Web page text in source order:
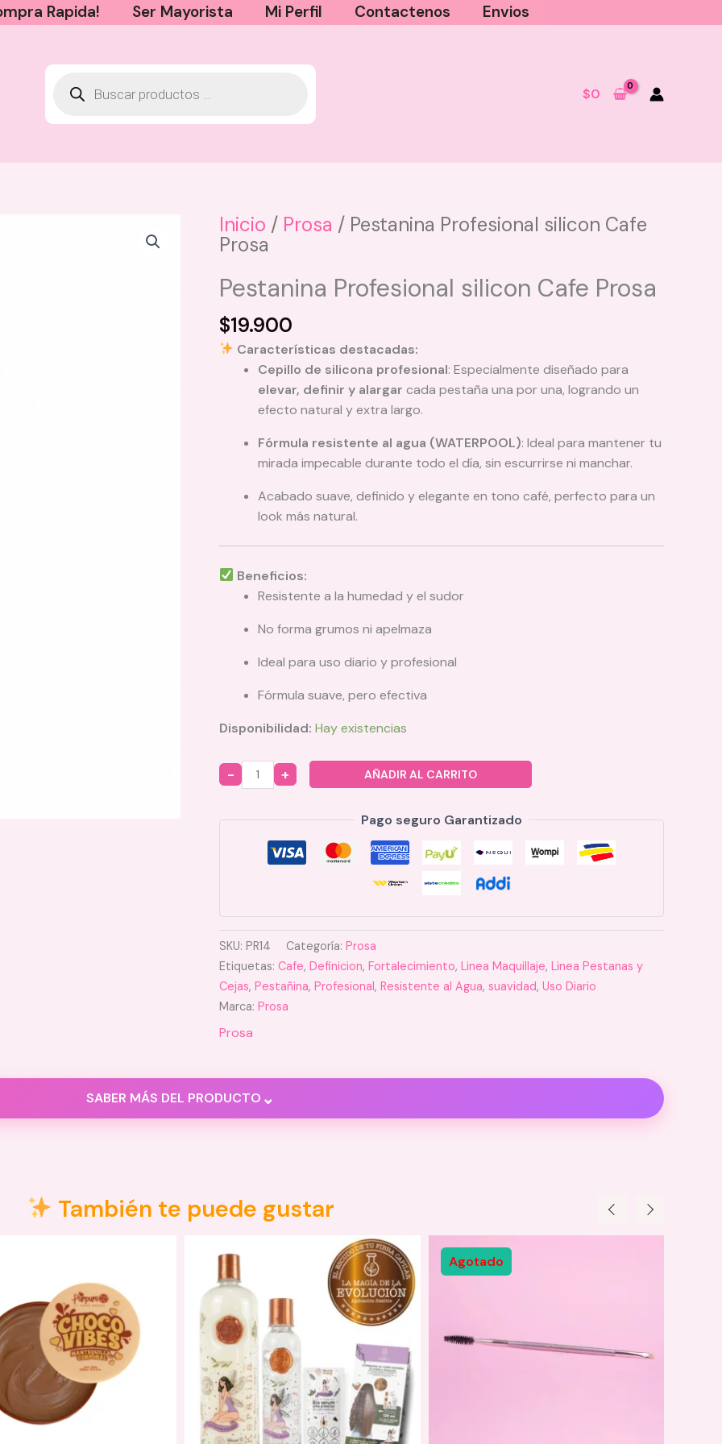
Rapida! Ser Mayorista Mi Perfil Contactenos Envios
$0
Inicio / Prosa / Pestanina Profesional silicon Cafe
Prosa
Pestanina Profesional silicon Cafe Prosa
$19.900
Características destacadas:
Cepillo de silicona profesional: Especialmente diseñado para
elevar, definir y alargar cada pestaña una por una, logrando un
efecto natural y extra largo.
Fórmula resistente al agua (WATERPOOL): Ideal para mantener tu
mirada impecable durante todo el día, sin escurrirse ni manchar.
Acabado suave, definido y elegante en tono café, perfecto para un
look más natural.
Beneficios:
Resistente a la humedad y el sudor
No forma grumos ni apelmaza
Ideal para uso diario y profesional
Fórmula suave, pero efectiva
Disponibilidad: Hay existencias
Quantity
AÑADIR AL CARRITO
Pago seguro Garantizado
SKU: PR14 Categoría: Prosa
Etiquetas: Cafe, Definicion, Fortalecimiento, Linea Maquillaje, Linea Pestanas y
Cejas, Pestañina, Profesional, Resistente al Agua, suavidad, Uso Diario
Marca: Prosa
Prosa
SABER MÁS DEL PRODUCTO ⌄
También te puede gustar
Agotado
Crema para Peinar Soy Rizos -
$ 15.000